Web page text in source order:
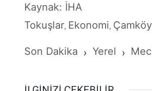
Kaynak: İHA
Tokuşlar, Ekonomi, Çamköy
Son Dakika › Yerel ›